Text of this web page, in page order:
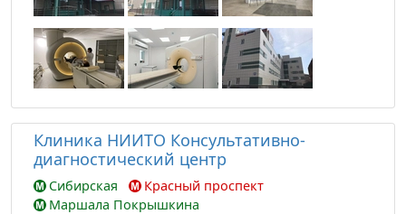
Клиника НИИТО Консультативно-
диагностический центр
Сибирская
Красный проспект
Маршала Покрышкина